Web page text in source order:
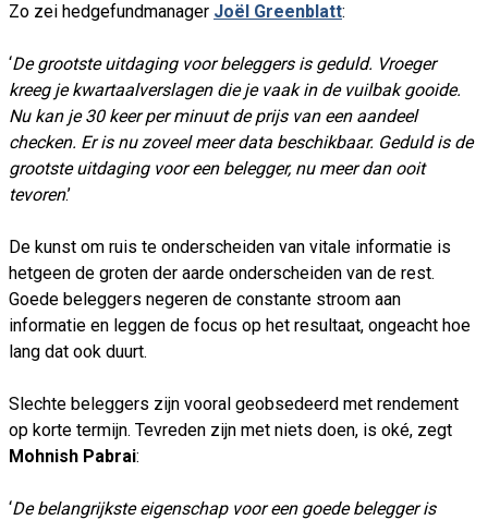
Zo zei hedgefundmanager Joël Greenblatt:
‘De grootste uitdaging voor beleggers is geduld. Vroeger
kreeg je kwartaalverslagen die je vaak in de vuilbak gooide.
Nu kan je 30 keer per minuut de prijs van een aandeel
checken. Er is nu zoveel meer data beschikbaar. Geduld is de
grootste uitdaging voor een belegger, nu meer dan ooit
tevoren.’
De kunst om ruis te onderscheiden van vitale informatie is
hetgeen de groten der aarde onderscheiden van de rest.
Goede beleggers negeren de constante stroom aan
informatie en leggen de focus op het resultaat, ongeacht hoe
lang dat ook duurt.
Slechte beleggers zijn vooral geobsedeerd met rendement
op korte termijn. Tevreden zijn met niets doen, is oké, zegt
Mohnish Pabrai:
‘De belangrijkste eigenschap voor een goede belegger is